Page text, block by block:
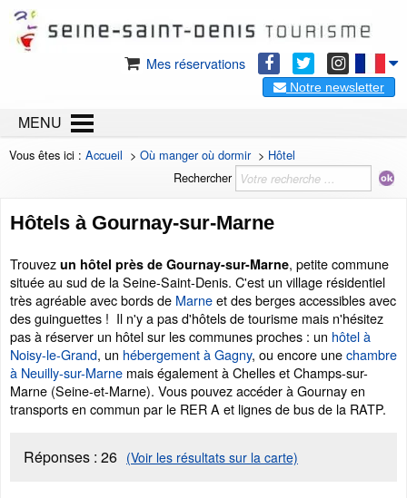
Mes réservations
Notre newsletter
MENU
Vous êtes ici : Accueil > Où manger où dormir> Hôtel
Rechercher
Hôtels à Gournay-sur-Marne
Trouvez un hôtel près de Gournay-sur-Marne, petite commune
située au sud de la Seine-Saint-Denis. C'est un village résidentiel
très agréable avec bords de Marneet des berges accessibles avec
des guinguettes ! Il n'y a pas d'hôtels de tourisme mais n'hésitez
pas à réserver un hôtel sur les communes proches : un hôtel à
Noisy-le-Grand, un hébergement à Gagny, ou encore unechambre
à Neuilly-sur-Marne mais également à Chelles et Champs-sur-
Marne (Seine-et-Marne). Vous pouvez accéder à Gournay en
transports en commun par le RER A et lignes de bus de la RATP.
Réponses : 26 (Voir les résultats sur la carte)